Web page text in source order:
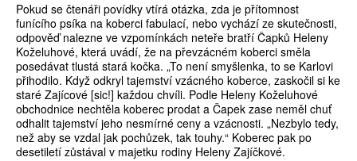
Pokud se čtenáři povídky vtírá otázka, zda je přítomnost
funícího psíka na koberci fabulací, nebo vychází ze skutečnosti,
odpověď nalezne ve vzpomínkách neteře bratří Čapků Heleny
Koželuhové, která uvádí, že na převzácném koberci směla
posedávat tlustá stará kočka. „To není smyšlenka, to se Karlovi
přihodilo. Když odkryl tajemství vzácného koberce, zaskočil si ke
staré Zajícové [sic!] každou chvíli. Podle Heleny Koželuhové
obchodnice nechtěla koberec prodat a Čapek zase neměl chuť
odhalit tajemství jeho nesmírné ceny a vzácnosti. „Nezbylo tedy,
než aby se vzdal jak pochůzek, tak touhy.“ Koberec pak po
desetiletí zůstával v majetku rodiny Heleny Zajíčkové.